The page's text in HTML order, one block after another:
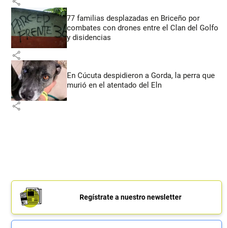
77 familias desplazadas en Briceño por
combates con drones entre el Clan del Golfo
y disidencias
share
En Cúcuta despidieron a Gorda, la perra que
murió en el atentado del Eln
share
Regístrate a nuestro newsletter